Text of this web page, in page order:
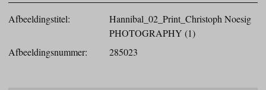
Afbeeldingstitel:
Hannibal_02_Print_Christoph Noesig
PHOTOGRAPHY (1)
Afbeeldingsnummer:
285023